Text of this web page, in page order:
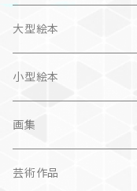
作品＋エッセイ
カレンダー
画集
カレンダー
大型絵本
小型絵本
画集
芸術作品